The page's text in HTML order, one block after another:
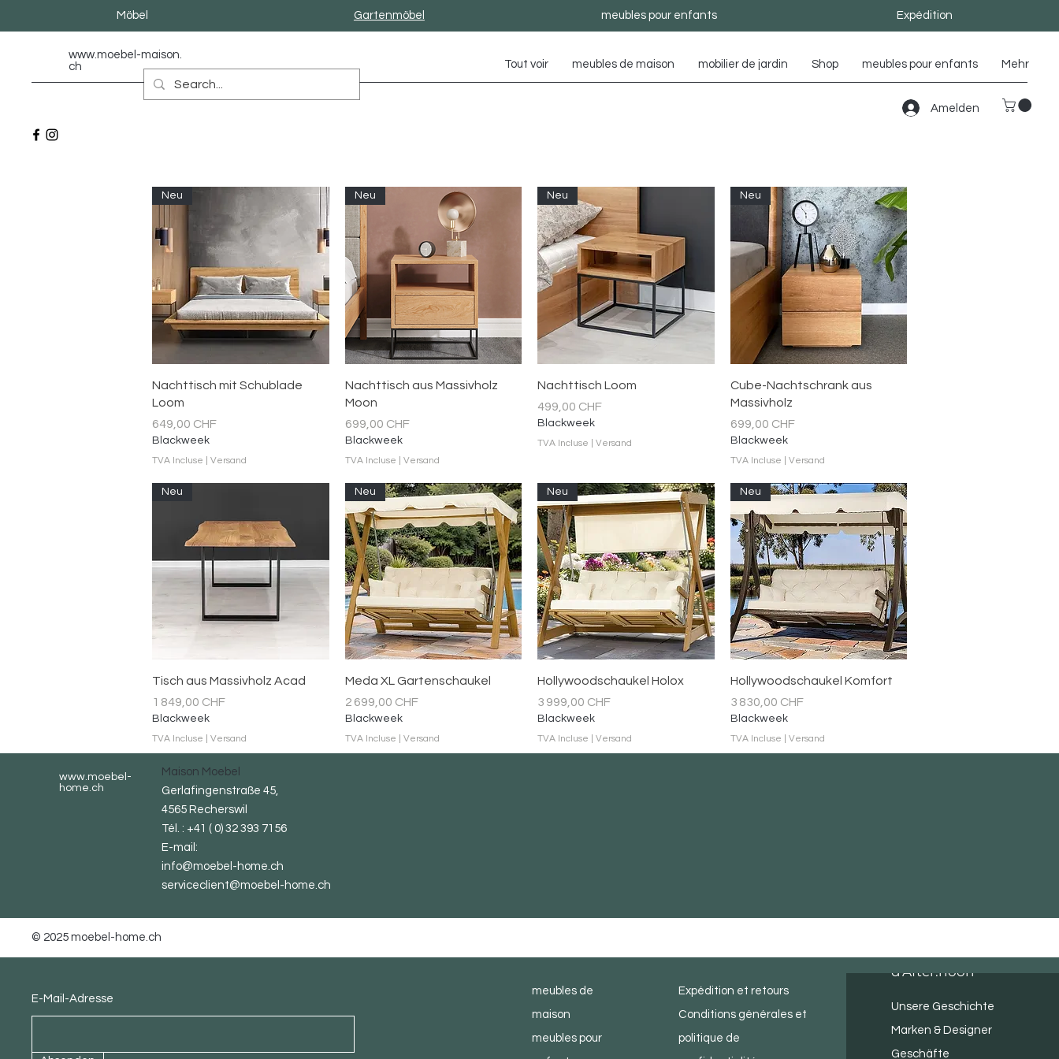
Möbel Gartenmöbel meubles pour enfants Expédition
www.moebel-maison.
ch
Tout voir meubles de maison mobilier de jardin Shop meubles pour enfants Mehr
Amelden
Aperçu rapide
Neu
Nachttisch mit Schublade
Loom
Prix
649,00 CHF
Blackweek
TVA Incluse Versand
Aperçu rapide
Neu
Nachttisch aus Massivholz
Moon
Prix
699,00 CHF
Blackweek
TVA Incluse Versand
Aperçu rapide
Neu
Nachttisch Loom
Prix
499,00 CHF
Blackweek
TVA Incluse Versand
Aperçu rapide
Neu
Cube-Nachtschrank aus
Massivholz
Prix
699,00 CHF
Blackweek
TVA Incluse Versand
Aperçu rapide
Neu
Tisch aus Massivholz Acad
Prix
1 849,00 CHF
Blackweek
TVA Incluse Versand
Aperçu rapide
Neu
Meda XL Gartenschaukel
Prix
2 699,00 CHF
Blackweek
TVA Incluse Versand
Aperçu rapide
Neu
Hollywoodschaukel Holox
Prix
3 999,00 CHF
Blackweek
TVA Incluse Versand
Aperçu rapide
Neu
Hollywoodschaukel Komfort
Prix
3 830,00 CHF
Blackweek
TVA Incluse Versand
Abonnez-vous à la newsletter
E-Mail-Adresse
boutique
meubles de
maison
meubles pour
service client
Expédition et retours
Conditions générales et
politique de
À propos
d'After.noon
Unsere Geschichte
Marken & Designer
Geschäfte
www.moebel-
home.ch
Maison Moebel
Gerlafingenstraße 45,
4565 Recherswil
Tél. : +41 ( 0) 32 393 7156
E-mail:
info@moebel-home.ch
serviceclient@moebel-home.ch
© 2025 moebel-home.ch